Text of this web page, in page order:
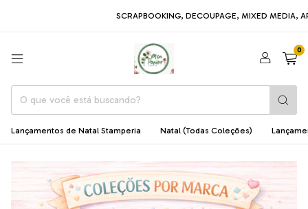
SCRAPBOOKING, DECOUPAGE, MIXED MEDIA, ARTE EM
0
Lançamentos de Natal Stamperia Natal (Todas Coleções)